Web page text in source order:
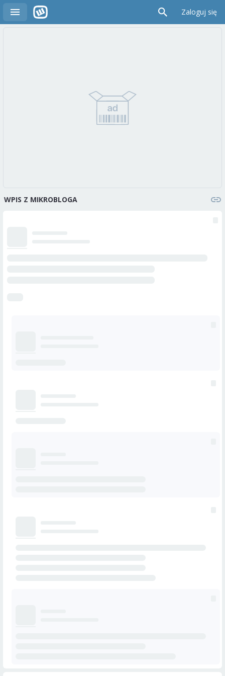
Zaloguj się
WPIS Z MIKROBLOGA